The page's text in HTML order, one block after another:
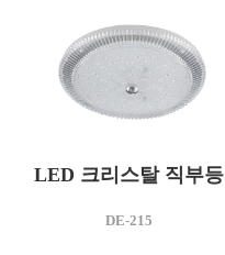
LED 크리스탈 직부등
DE-215